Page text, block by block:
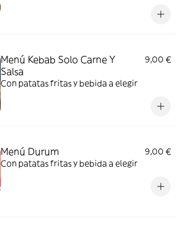
Menú Kebab Solo Carne Y
Salsa
9,00 €
Con patatas fritas y bebida a elegir
Menú Durum
9,00 €
Con patatas fritas y bebida a elegir